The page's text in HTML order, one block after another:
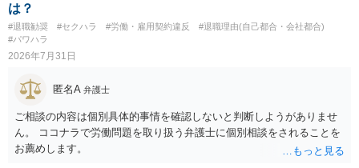
は？
#退職勧奨 #セクハラ #労働・雇用契約違反
#退職理由(自己都合・会社都合)
#パワハラ
2026年7月31日
匿名A 弁護士
ご相談の内容は個別具体的事情を確認しないと判断しようがありませ
ん。 ココナラで労働問題を取り扱う弁護士に個別相談をされることを
お薦めします。